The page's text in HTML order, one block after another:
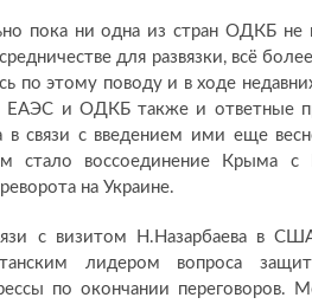
пока ни одна из стран ОДКБ
для развязки, всё
по этому поводу и в ходе
ЕАЭС и ОДКБ также и ответные
в связи с введением ими еще
стало воссоединение Крыма с
на Украине.
с визитом Н.Назарбаева в
лидером вопроса
по окончании переговоров.